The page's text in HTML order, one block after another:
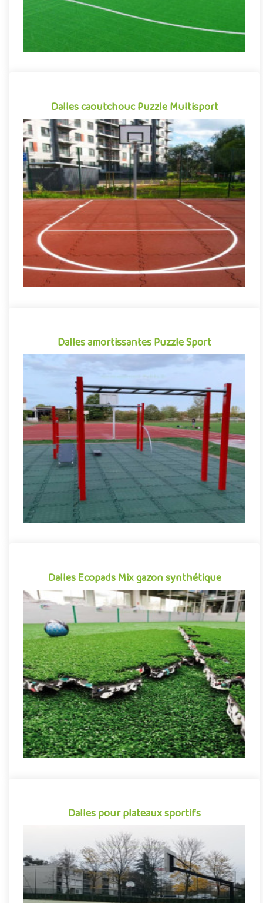
Dalles caoutchouc Puzzle Multisport
Dalles caoutchouc Puzzle Multisport
Revêtement de sol sportif multisport tout aussi apprécié pour
ses performances que sa facilité de mise en oeuvre, les dalles ..
Indiquez la surface en m²
Dalles amortissantes Puzzle Sport
Dalles amortissantes Puzzle Sport
Tout aussi appréciées pour leur performance que leur facilité de
mise en œuvre, les dalles amortissantes Puzzle Sport se prés..
Indiquez la surface en m²
Dalles Ecopads Mix gazon synthétique
Dalles Ecopads Mix gazon synthétique
Dalles de revêtement clipsables pour terrains de sport
extérieurs, Ecopads Mix 55 se démarque par sa conception
innovante ass..
Indiquez la surface en m²
Dalles pour plateaux sportifs
Dalles pour plateaux sportifs
Revêtement de sol pour plateaux sportifs sous forme de dalles
à clipser, Flexipads se présente comme la solution idéale pour ..